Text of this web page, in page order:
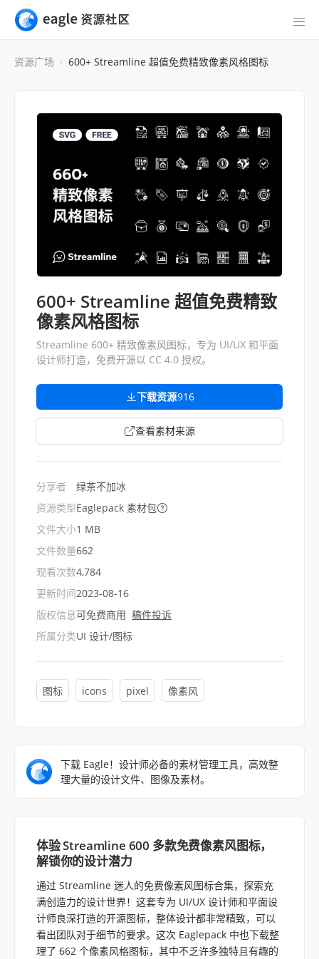
资源广场 600+ Streamline 超值免费精致像素风格图标
600+ Streamline 超值免费精致
像素风格图标
Streamline 600+ 精致像素风图标，专为 UI/UX 和平面
设计师打造，免费开源以 CC 4.0 授权。
下载资源916
查看素材来源
分享者
资源类型
文件大小
文件数量
观看次数
更新时间
版权信息
所属分类
绿茶不加冰
Eaglepack 素材包
1 MB
662
4,784
2023-08-16
可免费商用 稿件投诉
UI 设计/图标
图标 icons pixel 像素风
下载 Eagle！设计师必备的素材管理工具，高效整
理大量的设计文件、图像及素材。
体验 Streamline 600 多款免费像素风图标，
解锁你的设计潜力
通过 Streamline 迷人的免费像素风图标合集，探索充
满创造力的设计世界！这套专为 UI/UX 设计师和平面设
计师良深打造的开源图标，整体设计都非常精致，可以
看出团队对于细节的要求。这次 Eaglepack 中也下载整
理了 662 个像素风格图标，其中不乏许多独特且有趣的